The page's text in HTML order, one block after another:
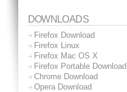
DOWNLOADS
Firefox Download
Firefox Linux
Firefox Mac OS X
Firefox Portable Download
Chrome Download
Opera Download